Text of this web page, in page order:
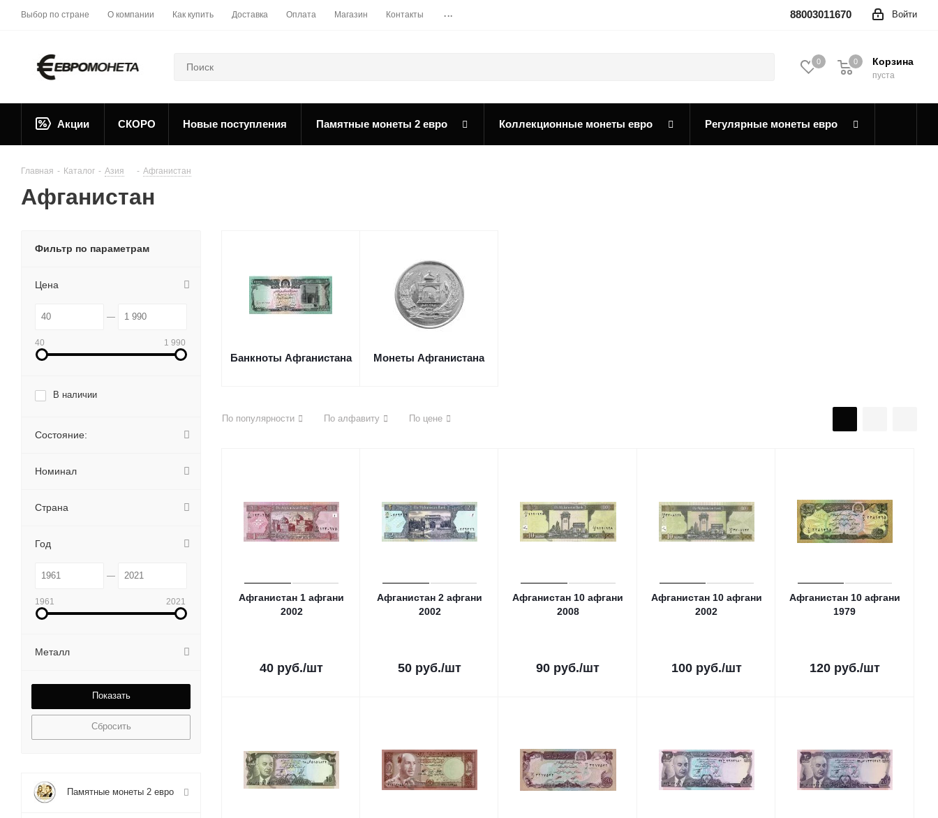
Выбор по стране О компании Как купить Доставка Оплата Магазин Контакты ... Войти
88003011670
0 Корзина
0
пуста
0
Акции СКОРО Новые поступления Памятные монеты 2 евро Коллекционные монеты евро Регулярные монеты евро
Главная - Каталог - Азия - Афганистан
Афганистан
Банкноты Афганистана Монеты Афганистана
По популярности По алфавиту По цене
Афганистан 1 афгани
2002
40 руб./шт
Афганистан 2 афгани
2002
50 руб./шт
Афганистан 10 афгани
2008
90 руб./шт
Афганистан 10 афгани
2002
100руб./шт
Афганистан 10 афгани
1979
120руб./шт
Фильтр по параметрам
Цена
40 1 990
В наличии
Состояние:
Номинал
Страна
Год
1961 2021
Металл
Сбросить
Памятные монеты 2 евро